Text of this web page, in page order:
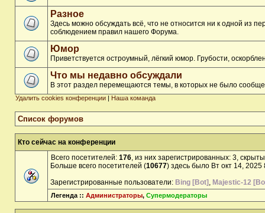
Разное
Здесь можно обсуждать всё, что не относится ни к одной из
соблюдением правил нашего Форума.
Юмор
Приветствуется остроумный, лёгкий юмор. Грубости,
Что мы недавно обсуждали
В этот раздел перемещаются темы, в которых не было
Удалить cookies конференции | Наша команда
Список форумов
Кто сейчас на конференции
Всего посетителей: 176, из них зарегистрированных: 3,
Больше всего посетителей (10677) здесь было Вт окт 14, 2025
Зарегистрированные пользователи: Bing [Bot] , Majestic-12
Легенда :: Администраторы, Супермодераторы